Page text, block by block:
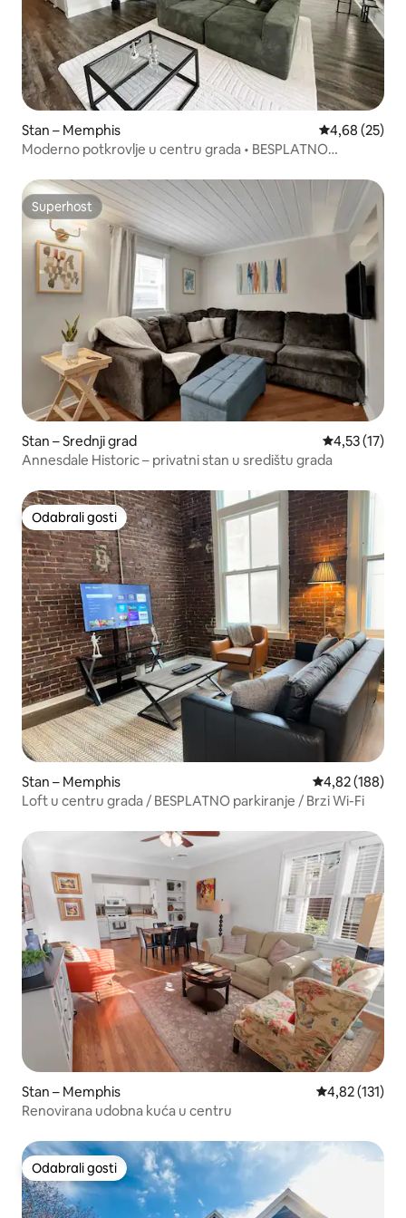
Stan – Memphis Prosječna
4,68 (25)
Moderno potkrovlje u centru grada • BESPLATNO
Superhost
Superhost
Stan – Srednji grad Prosječna
4,53 (17)
Annesdale Historic – privatni stan u središtu grada
Odabrali gosti
Odabrali gosti
Stan – Memphis Prosječna
4,82 (188)
Loft u centru grada / BESPLATNO parkiranje / Brzi Wi-Fi
Stan – Memphis Prosječna
4,82 (131)
Renovirana udobna kuća u centru
Odabrali gosti
Odabrali gosti